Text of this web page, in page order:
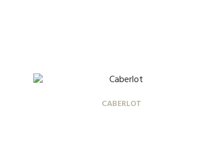
CABERLOT